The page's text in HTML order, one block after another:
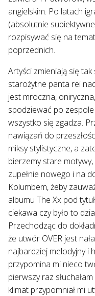
angielskim. Po latach
(absolutnie
rozpisywać się na
poprzednich.
Artyści zmieniają się
starożytne panta rei
jest mroczna,
spodziewać po
wszystko się zgadza.
nawiązań do
miksy stylistyczne, a
bierzemy stare
zupełnie nowego i na
Kolumbem, żeby
albumu The Xx pod
ciekawa czy było to
Przechodząc do
że utwór OVER jest
najbardziej melodyjny i
przypomina mi nieco
pierwszy raz
klimat przypomniał mi